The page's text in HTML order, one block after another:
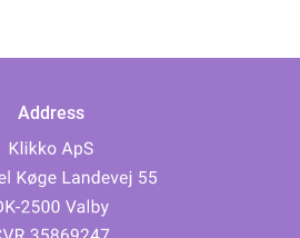
Address